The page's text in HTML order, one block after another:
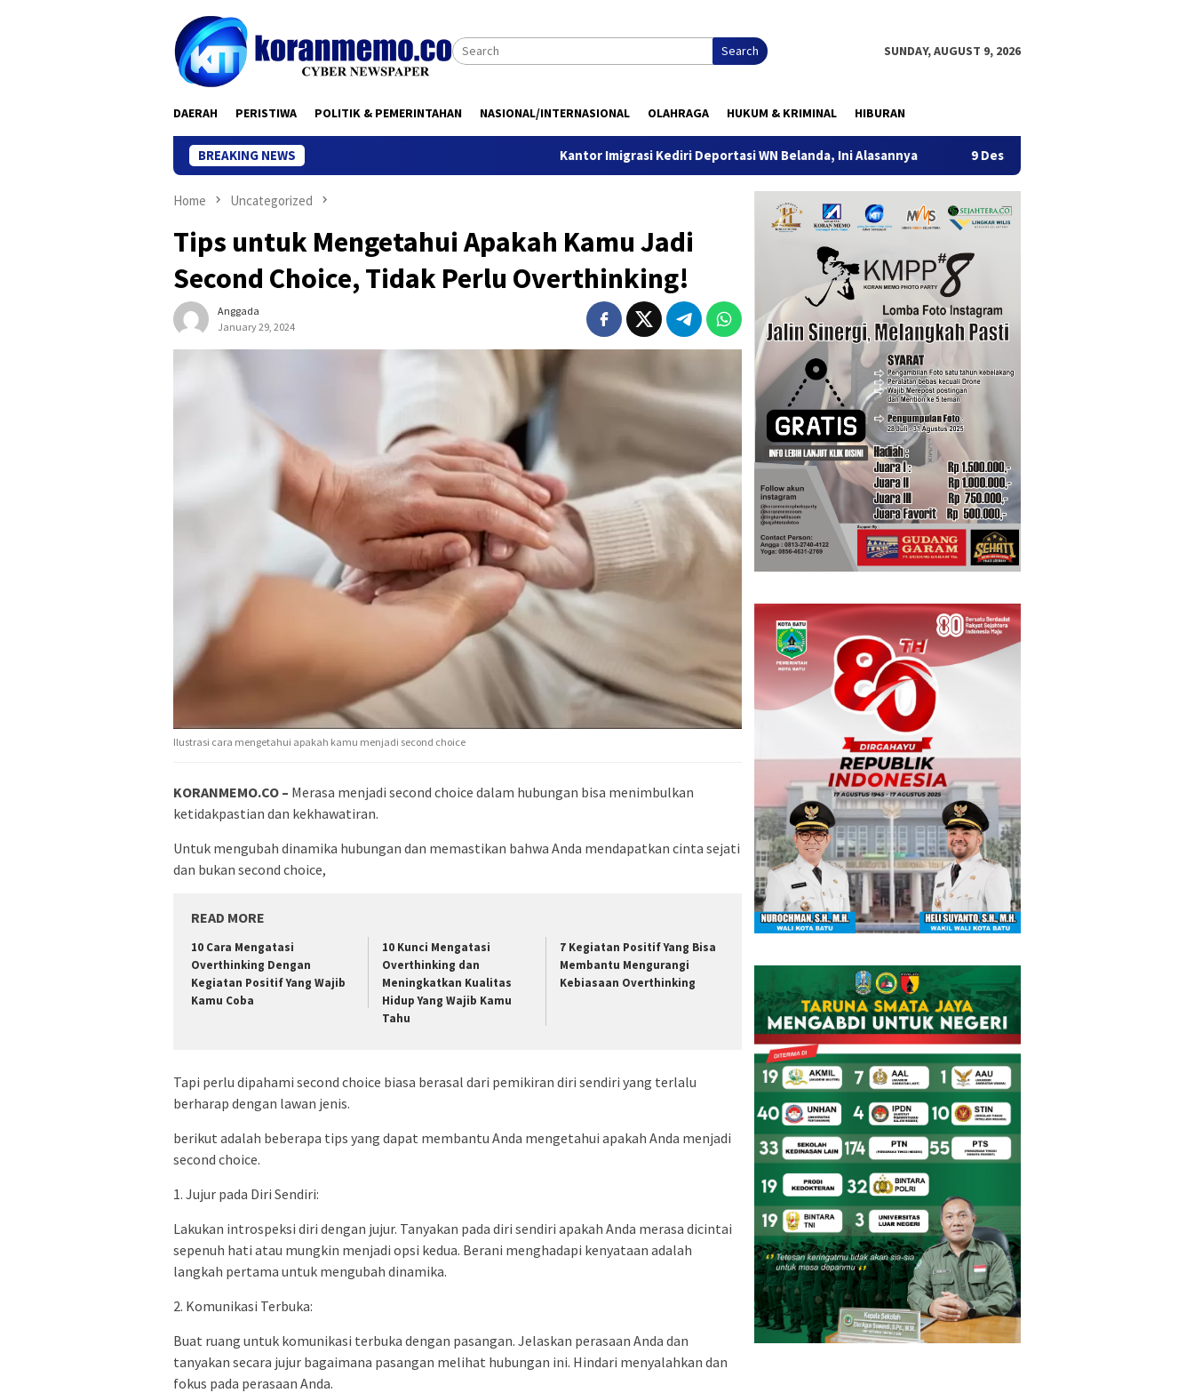
Search SUNDAY, AUGUST 9, 2026
DAERAH PERISTIWA POLITIK & PEMERINTAHAN NASIONAL/INTERNASIONAL OLAHRAGA HUKUM & KRIMINAL HIBURAN
BREAKING NEWS Kantor Imigrasi Kediri Deportasi WN Belanda, Ini Alasannya 9 Desa di 6 Kecamatan Tulungagung Alami
Home Uncategorized
Tips untuk Mengetahui Apakah Kamu Jadi
Second Choice, Tidak Perlu Overthinking!
Anggada
January 29, 2024
Ilustrasi cara mengetahui apakah kamu menjadi second choice
KORANMEMO.CO – Merasa menjadi second choice dalam hubungan bisa menimbulkan
ketidakpastian dan kekhawatiran.
Untuk mengubah dinamika hubungan dan memastikan bahwa Anda mendapatkan cinta sejati
dan bukan second choice,
READ MORE
10 Cara Mengatasi
Overthinking Dengan
Kegiatan Positif Yang Wajib
Kamu Coba
10 Kunci Mengatasi
Overthinking dan
Meningkatkan Kualitas
Hidup Yang Wajib Kamu
Tahu
7 Kegiatan Positif Yang Bisa
Membantu Mengurangi
Kebiasaan Overthinking
Tapi perlu dipahami second choice biasa berasal dari pemikiran diri sendiri yang terlalu
berharap dengan lawan jenis.
berikut adalah beberapa tips yang dapat membantu Anda mengetahui apakah Anda menjadi
second choice.
1. Jujur pada Diri Sendiri:
Lakukan introspeksi diri dengan jujur. Tanyakan pada diri sendiri apakah Anda merasa dicintai
sepenuh hati atau mungkin menjadi opsi kedua. Berani menghadapi kenyataan adalah
langkah pertama untuk mengubah dinamika.
2. Komunikasi Terbuka:
Buat ruang untuk komunikasi terbuka dengan pasangan. Jelaskan perasaan Anda dan
tanyakan secara jujur bagaimana pasangan melihat hubungan ini. Hindari menyalahkan dan
fokus pada perasaan Anda.